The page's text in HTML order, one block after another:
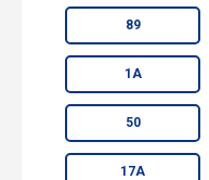
89
1А
50
17А